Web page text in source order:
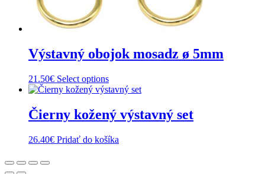
Výstavný obojok mosadz ø 5mm
21.50€ Select options
Čierny kožený výstavný set
26.40€ Pridať do košíka